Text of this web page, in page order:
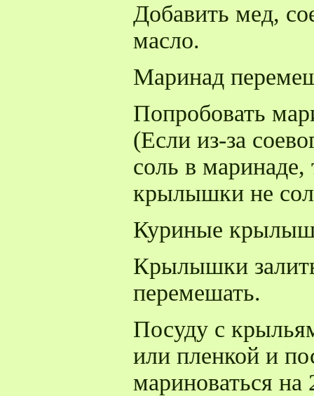
Добавить мед,
масло.
Маринад
Попробовать
(Если из-за
соль в маринаде,
крылышки не
Куриные
Крылышки
перемешать.
Посуду с
или пленкой и
мариноваться на